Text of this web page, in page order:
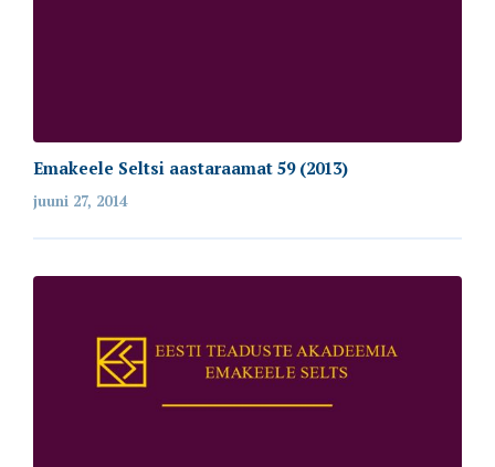
Emakeele Seltsi aastaraamat 59 (2013)
juuni 27, 2014